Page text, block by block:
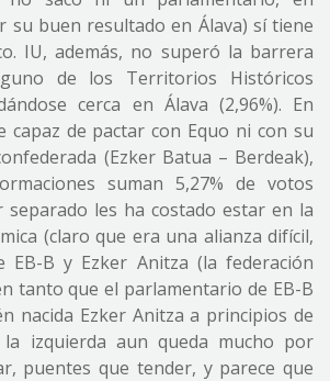
su buen resultado en Álava) sí tiene
IU, además, no superó la barrera
de los Territorios Históricos
cerca en Álava (2,96%). En
capaz de pactar con Equo ni con su
(Ezker Batua – Berdeak),
suman 5,27% de votos
les ha costado estar en la
(claro que era una alianza difícil,
B y Ezker Anitza (la federación
tanto que el parlamentario de EB-B
nacida Ezker Anitza a principios de
izquierda aun queda mucho por
puentes que tender, y parece que